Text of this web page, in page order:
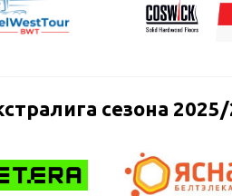
сезона